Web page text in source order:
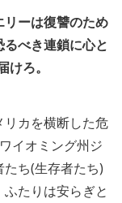
ーは復讐のため
べき連鎖に心と
ろ。
カを横断した危
イオミング州ジ
ち(生存者たち)
たりは安らぎと